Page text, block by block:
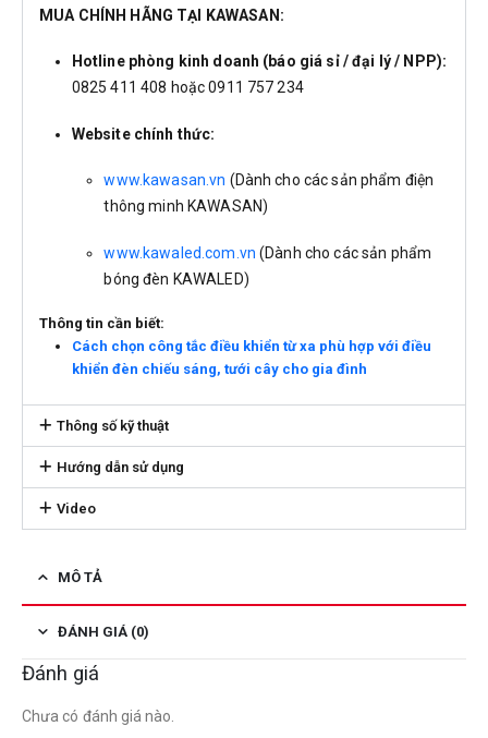
MUA CHÍNH HÃNG TẠI KAWASAN:
Hotline phòng kinh doanh (báo giá sỉ / đại lý / NPP):
0825 411 408 hoặc 0911 757 234
Website chính thức:
www.kawasan.vn (Dành cho các sản phẩm điện
thông minh KAWASAN)
www.kawaled.com.vn (Dành cho các sản phẩm
bóng đèn KAWALED)
​Thông tin cần biết:
Cách chọn công tắc điều khiển từ xa phù hợp với điều
khiển đèn chiếu sáng, tưới cây cho gia đình
Thông số kỹ thuật
Hướng dẫn sử dụng
Video
MÔ TẢ
ĐÁNH GIÁ (0)
Đánh giá
Chưa có đánh giá nào.